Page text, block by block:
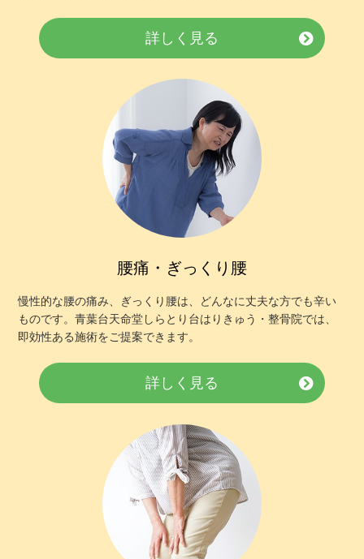
▲AppleStoreはこちらから
▲GooglPlayはこちらから
詳しく見る
腰痛・ぎっくり腰
慢性的な腰の痛み、ぎっくり腰は、どんなに丈夫な方でも辛い
ものです。青葉台天命堂しらとり台はりきゅう・整骨院では、
即効性ある施術をご提案できます。
詳しく見る